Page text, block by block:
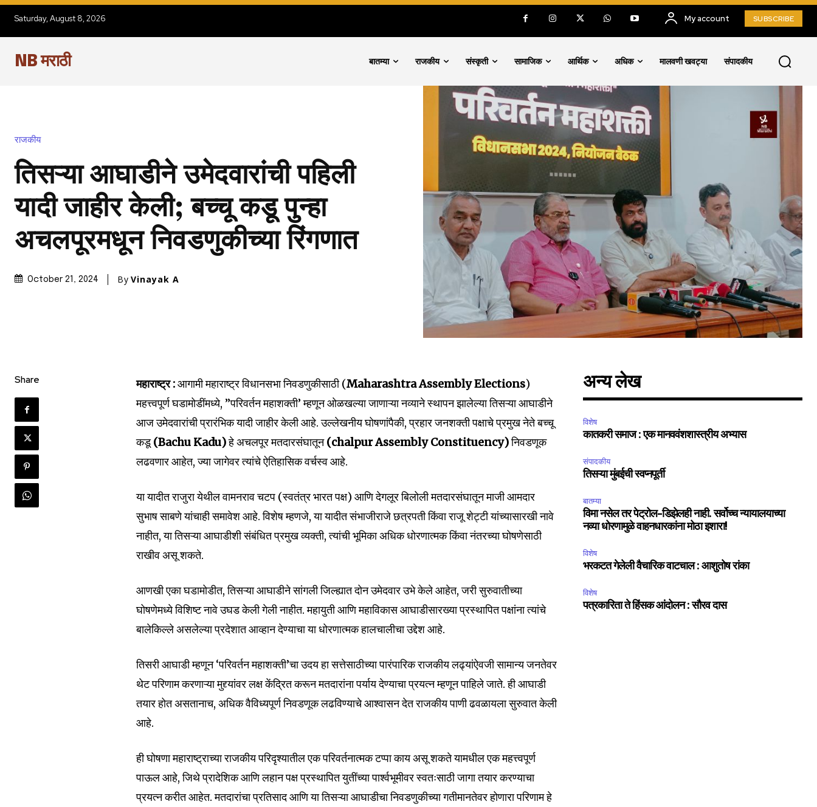
Join our community of
SUBSCRIBERS and be part
of the conversation.
To subscribe, simply enter your email address on our website or click
the subscribe button below. Don't worry, we respect your privacy and
won't spam your inbox. Your information is safe with us.
I've read and accept the
6,300
Fans
32,111
Followers
Saturday, August 8, 2026 My account SUBSCRIBE
NB मराठी बातम्या राजकीय संस्कृती सामाजिक आर्थिक अधिक मालवणी खवट्या संपादकीय
राजकीय
तिसऱ्या आघाडीने उमेदवारांची पहिली
यादी जाहीर केली; बच्चू कडू पुन्हा
अचलपूरमधून निवडणुकीच्या रिंगणात
October 21, 2024 By Vinayak A
Share महाराष्ट्र :आगामी महाराष्ट्र विधानसभा निवडणुकीसाठी (Maharashtra Assembly Elections)
महत्त्वपूर्ण घडामोडींमध्ये, ”परिवर्तन महाशक्ती’ म्हणून ओळखल्या जाणाऱ्या नव्याने स्थापन झालेल्या तिसऱ्या आघाडीने
आज उमेदवारांची प्रारंभिक यादी जाहीर केली आहे. उल्लेखनीय घोषणांपैकी, प्रहार जनशक्ती पक्षाचे प्रमुख नेते बच्चू
कडू(Bachu Kadu)हे अचलपूर मतदारसंघातून(chalpur Assembly Constituency)निवडणूक
लढवणार आहेत, ज्या जागेवर त्यांचे ऐतिहासिक वर्चस्व आहे.
या यादीत राजुरा येथील वामनराव चटप (स्वतंत्र भारत पक्ष) आणि देगलूर बिलोली मतदारसंघातून माजी आमदार
सुभाष साबणे यांचाही समावेश आहे. विशेष म्हणजे, या यादीत संभाजीराजे छत्रपती किंवा राजू शेट्टी यांच्यासारखी नावे
नाहीत, या तिसऱ्या आघाडीशी संबंधित प्रमुख व्यक्ती, त्यांची भूमिका अधिक धोरणात्मक किंवा नंतरच्या घोषणेसाठी
राखीव असू शकते.
आणखी एका घडामोडीत, तिसऱ्या आघाडीने सांगली जिल्ह्यात दोन उमेदवार उभे केले आहेत, जरी सुरुवातीच्या
घोषणेमध्ये विशिष्ट नावे उघड केली गेली नाहीत. महायुती आणि महाविकास आघाडीसारख्या प्रस्थापित पक्षांना त्यांचे
बालेकिल्ले असलेल्या प्रदेशात आव्हान देण्याचा या धोरणात्मक हालचालीचा उद्देश आहे.
तिसरी आघाडी म्हणून ‘परिवर्तन महाशक्ती’चा उदय हा सत्तेसाठीच्या पारंपारिक राजकीय लढ्यांऐवजी सामान्य जनतेवर
थेट परिणाम करणाऱ्या मुद्द्यांवर लक्ष केंद्रित करून मतदारांना पर्याय देण्याचा प्रयत्न म्हणून पाहिले जाते. ही आघाडी
तयार होत असतानाच, अधिक वैविध्यपूर्ण निवडणूक लढविण्याचे आश्वासन देत राजकीय पाणी ढवळायला सुरुवात केली
आहे.
ही घोषणा महाराष्ट्राच्या राजकीय परिदृश्यातील एक परिवर्तनात्मक टप्पा काय असू शकते यामधील एक महत्त्वपूर्ण
पाऊल आहे, जिथे प्रादेशिक आणि लहान पक्ष प्रस्थापित युतींच्या पार्श्वभूमीवर स्वतःसाठी जागा तयार करण्याचा
प्रयत्न करीत आहेत. मतदारांचा प्रतिसाद आणि या तिसऱ्या आघाडीचा निवडणुकीच्या गतीमानतेवर होणारा परिणाम हे
अन्य लेख
विशेष
कातकरी समाज : एक मानववंशशास्त्रीय अभ्यास
संपादकीय
तिसऱ्या मुंबईची स्वप्नपूर्ती
बातम्या
विमा नसेल तर पेट्रोल-डिझेलही नाही. सर्वोच्च न्यायालयाच्या
नव्या धोरणामुळे वाहनधारकांना मोठा इशारा!
विशेष
भरकटत गेलेली वैचारिक वाटचाल : आशुतोष रांका
विशेष
पत्रकारिता ते हिंसक आंदोलन : सौरव दास